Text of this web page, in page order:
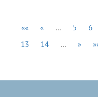
«« « … 5 6
13
14 … »